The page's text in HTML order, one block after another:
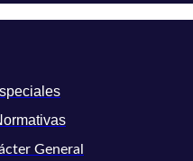
General